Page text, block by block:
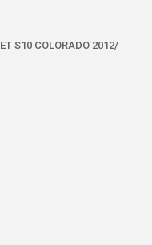
S10 COLORADO 2012/